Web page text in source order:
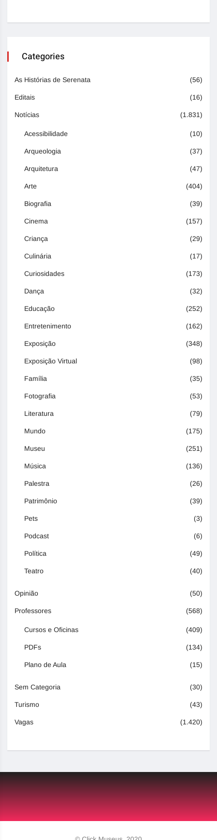
Categories
As Histórias de Serenata (56)
Editais (16)
Notícias (1.831)
Acessibilidade (10)
Arqueologia (37)
Arquitetura (47)
Arte (404)
Biografia (39)
Cinema (157)
Criança (29)
Culinária (17)
Curiosidades (173)
Dança (32)
Educação (252)
Entretenimento (162)
Exposição (348)
Exposição Virtual (98)
Família (35)
Fotografia (53)
Literatura (79)
Mundo (175)
Museu (251)
Música (136)
Palestra (26)
Patrimônio (39)
Pets (3)
Podcast (6)
Política (49)
Teatro (40)
Opinião (50)
Professores (568)
Cursos e Oficinas (409)
PDFs (134)
Plano de Aula (15)
Sem Categoria (30)
Turismo (43)
Vagas (1.420)